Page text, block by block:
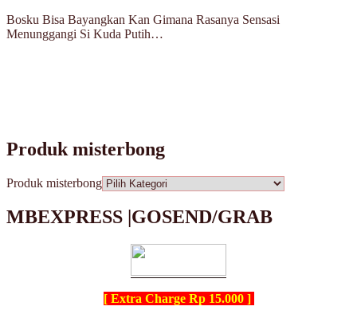
Bosku Bisa Bayangkan Kan Gimana Rasanya Sensasi
Menunggangi Si Kuda Putih…
Produk misterbong
Produk misterbong
MBEXPRESS |GOSEND/GRAB
[ Extra Charge Rp 15.000 ]